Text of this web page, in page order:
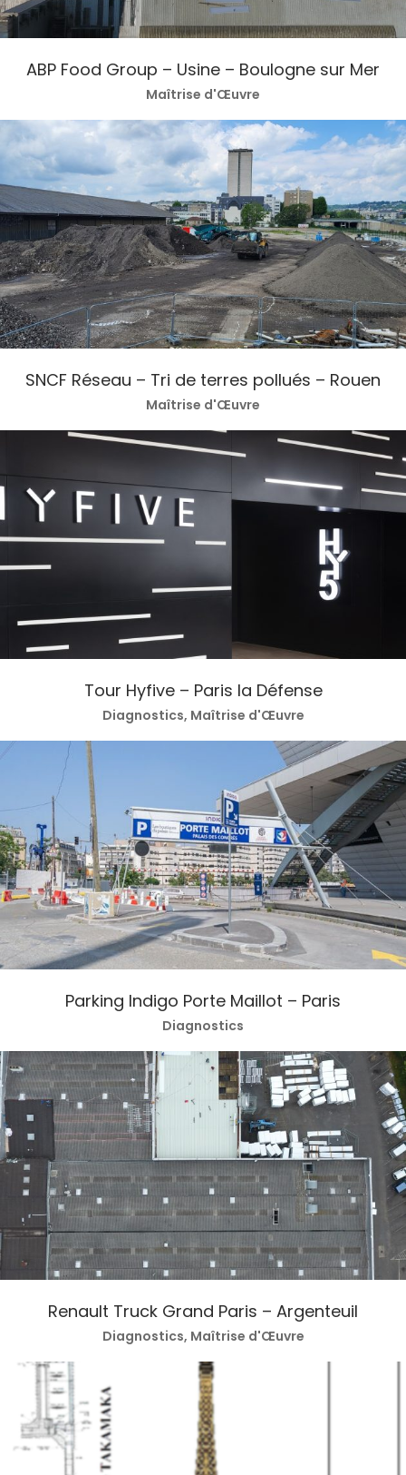
ABP Food Group – Usine – Boulogne sur Mer
Maîtrise d'Œuvre
SNCF Réseau – Tri de terres pollués – Rouen
Maîtrise d'Œuvre
Tour Hyfive – Paris la Défense
Diagnostics, Maîtrise d'Œuvre
Parking Indigo Porte Maillot – Paris
Diagnostics
Renault Truck Grand Paris – Argenteuil
Diagnostics, Maîtrise d'Œuvre